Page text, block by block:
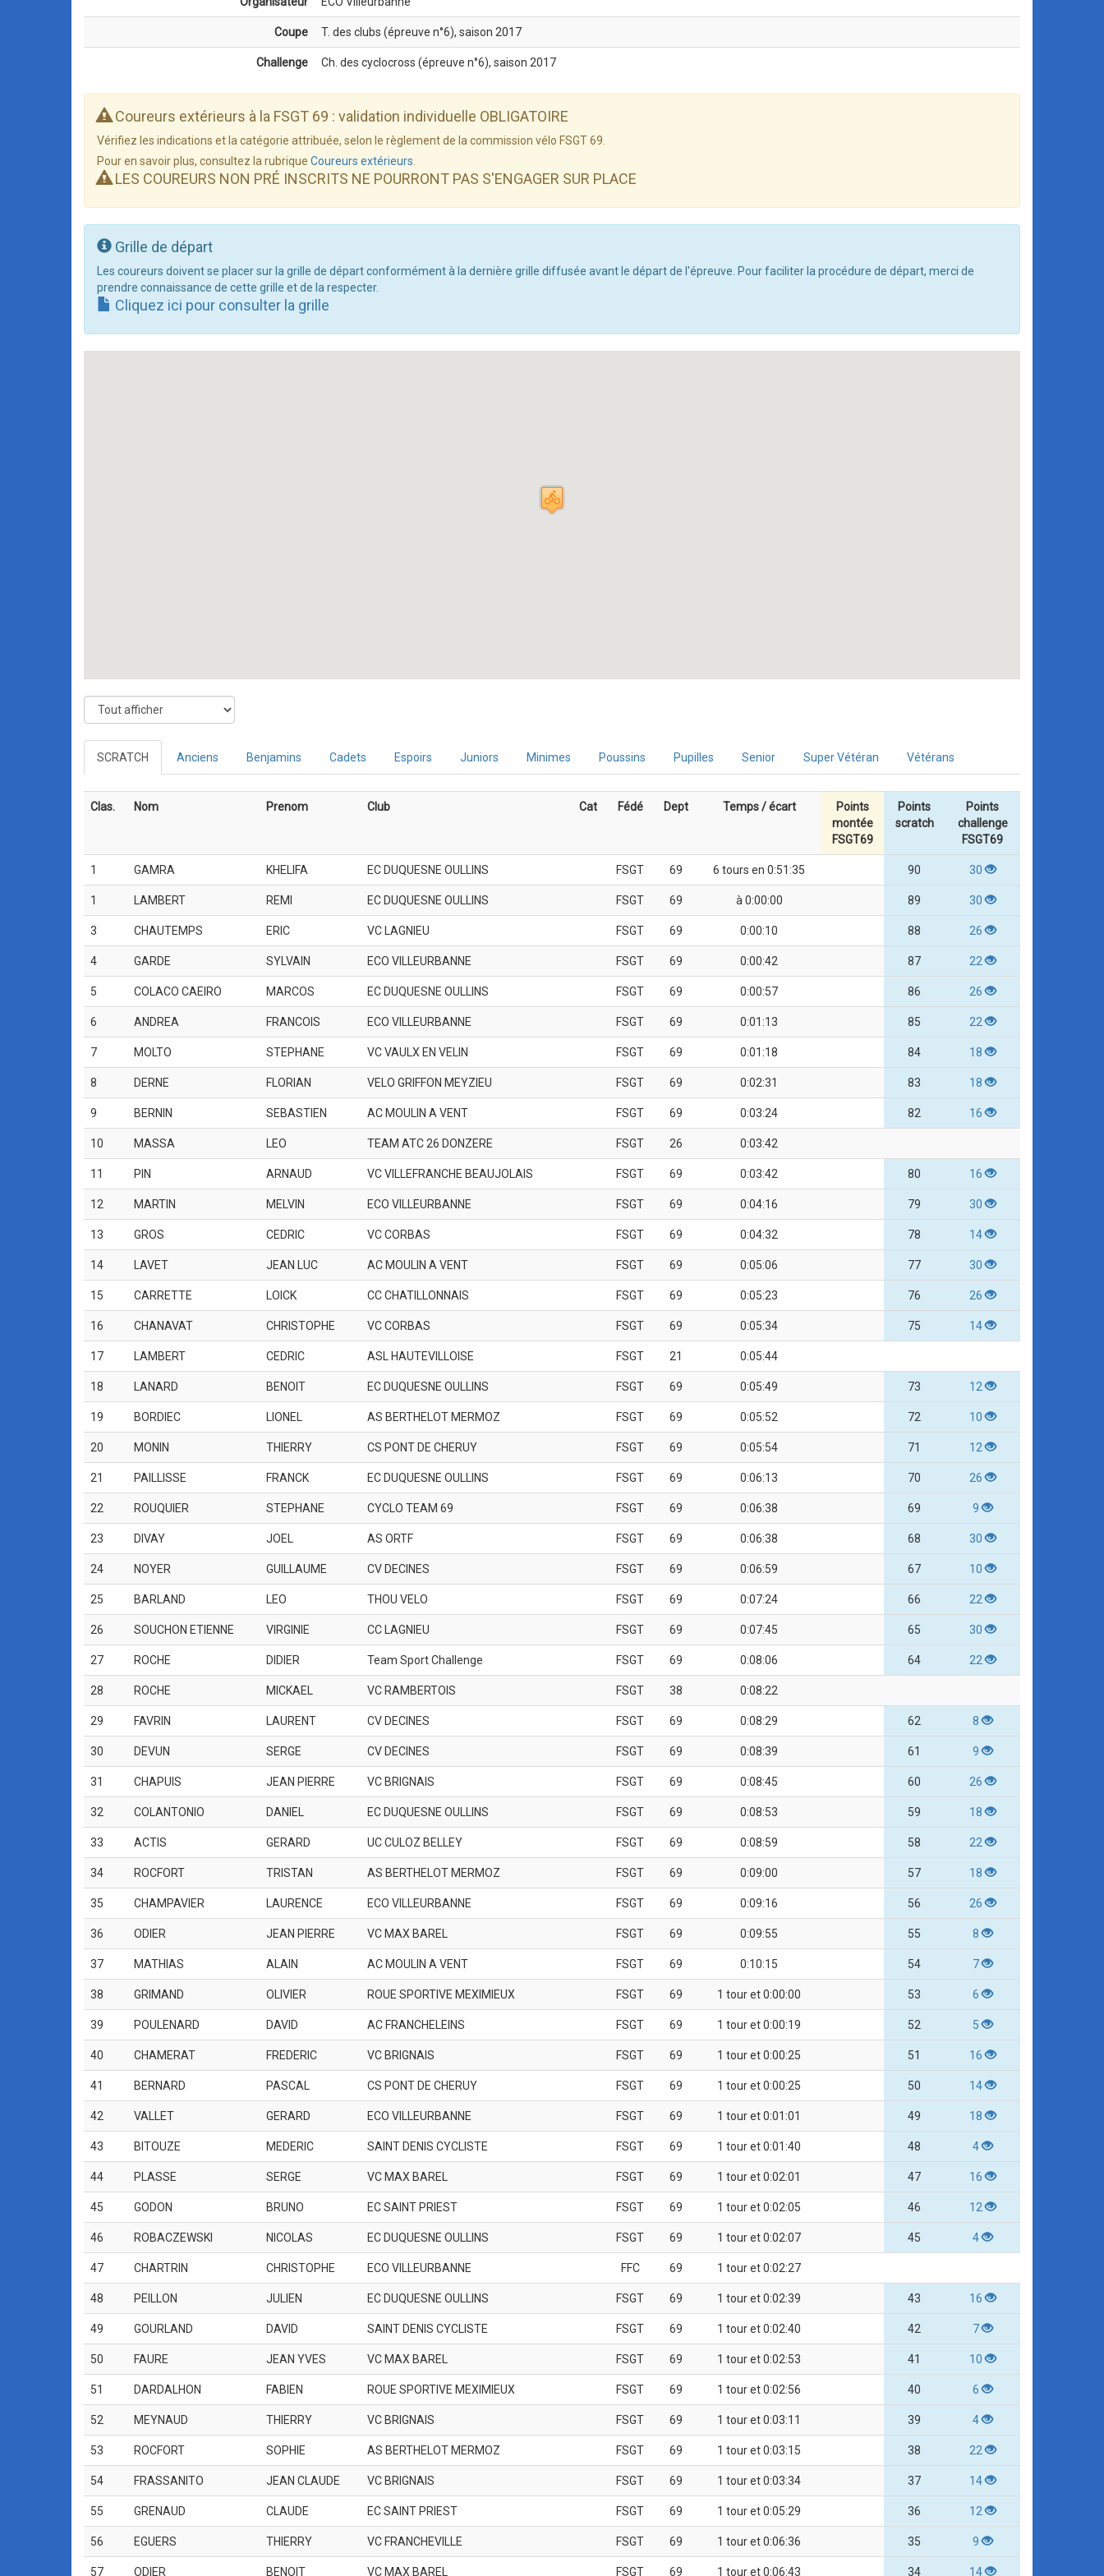
Coupe T. des clubs (épreuve n°6), saison 2017
Challenge Ch. des cyclocross (épreuve n°6), saison 2017
Coureurs extérieurs à la FSGT 69 : validation individuelle OBLIGATOIRE
Vérifiez les indications et la catégorie attribuée, selon le règlement de la commission vélo FSGT 69.
Pour en savoir plus, consultez la rubrique Coureurs extérieurs
LES COUREURS NON PRÉ INSCRITS NE POURRONT PAS S'ENGAGER SUR PLACE
Grille de départ
Les coureurs doivent se placer sur la grille de départ conformément à la dernière grille diffusée avant le départ de l'épreuve. Pour faciliter la procédure de départ, merci de
prendre connaissance de cette grille et de la respecter.
Cliquez ici pour consulter la grille
SCRATCH Anciens Benjamins Cadets Espoirs Juniors Minimes Poussins Pupilles Senior Super Vétéran Vétérans
Clas. Nom Prenom Club Cat Fédé Dept Temps / écart
Points
montée
FSGT69
Points
scratch
Points
challenge
FSGT69
1 GAMRA KHELIFA EC DUQUESNE OULLINS FSGT 69 6 tours en 0:51:35 90 30
1 LAMBERT REMI EC DUQUESNE OULLINS FSGT 69 à 0:00:00 89 30
3 CHAUTEMPS ERIC VC LAGNIEU FSGT 69 0:00:10 88 26
4 GARDE SYLVAIN ECO VILLEURBANNE FSGT 69 0:00:42 87 22
5 COLACO CAEIRO MARCOS EC DUQUESNE OULLINS FSGT 69 0:00:57 86 26
6 ANDREA FRANCOIS ECO VILLEURBANNE FSGT 69 0:01:13 85 22
7 MOLTO STEPHANE VC VAULX EN VELIN FSGT 69 0:01:18 84 18
8 DERNE FLORIAN VELO GRIFFON MEYZIEU FSGT 69 0:02:31 83 18
9 BERNIN SEBASTIEN AC MOULIN A VENT FSGT 69 0:03:24 82 16
10 MASSA LEO TEAM ATC 26 DONZERE FSGT 26 0:03:42
11 PIN ARNAUD VC VILLEFRANCHE BEAUJOLAIS FSGT 69 0:03:42 80 16
12 MARTIN MELVIN ECO VILLEURBANNE FSGT 69 0:04:16 79 30
13 GROS CEDRIC VC CORBAS FSGT 69 0:04:32 78 14
14 LAVET JEAN LUC AC MOULIN A VENT FSGT 69 0:05:06 77 30
15 CARRETTE LOICK CC CHATILLONNAIS FSGT 69 0:05:23 76 26
16 CHANAVAT CHRISTOPHE VC CORBAS FSGT 69 0:05:34 75 14
17 LAMBERT CEDRIC ASL HAUTEVILLOISE FSGT 21 0:05:44
18 LANARD BENOIT EC DUQUESNE OULLINS FSGT 69 0:05:49 73 12
19 BORDIEC LIONEL AS BERTHELOT MERMOZ FSGT 69 0:05:52 72 10
20 MONIN THIERRY CS PONT DE CHERUY FSGT 69 0:05:54 71 12
21 PAILLISSE FRANCK EC DUQUESNE OULLINS FSGT 69 0:06:13 70 26
22 ROUQUIER STEPHANE CYCLO TEAM 69 FSGT 69 0:06:38 69 9
23 DIVAY JOEL AS ORTF FSGT 69 0:06:38 68 30
24 NOYER GUILLAUME CV DECINES FSGT 69 0:06:59 67 10
25 BARLAND LEO THOU VELO FSGT 69 0:07:24 66 22
26 SOUCHON ETIENNE VIRGINIE CC LAGNIEU FSGT 69 0:07:45 65 30
27 ROCHE DIDIER Team Sport Challenge FSGT 69 0:08:06 64 22
28 ROCHE MICKAEL VC RAMBERTOIS FSGT 38 0:08:22
29 FAVRIN LAURENT CV DECINES FSGT 69 0:08:29 62 8
30 DEVUN SERGE CV DECINES FSGT 69 0:08:39 61 9
31 CHAPUIS JEAN PIERRE VC BRIGNAIS FSGT 69 0:08:45 60 26
32 COLANTONIO DANIEL EC DUQUESNE OULLINS FSGT 69 0:08:53 59 18
33 ACTIS GERARD UC CULOZ BELLEY FSGT 69 0:08:59 58 22
34 ROCFORT TRISTAN AS BERTHELOT MERMOZ FSGT 69 0:09:00 57 18
35 CHAMPAVIER LAURENCE ECO VILLEURBANNE FSGT 69 0:09:16 56 26
36 ODIER JEAN PIERRE VC MAX BAREL FSGT 69 0:09:55 55 8
37 MATHIAS ALAIN AC MOULIN A VENT FSGT 69 0:10:15 54 7
38 GRIMAND OLIVIER ROUE SPORTIVE MEXIMIEUX FSGT 69 1 tour et 0:00:00 53 6
39 POULENARD DAVID AC FRANCHELEINS FSGT 69 1 tour et 0:00:19 52 5
40 CHAMERAT FREDERIC VC BRIGNAIS FSGT 69 1 tour et 0:00:25 51 16
41 BERNARD PASCAL CS PONT DE CHERUY FSGT 69 1 tour et 0:00:25 50 14
42 VALLET GERARD ECO VILLEURBANNE FSGT 69 1 tour et 0:01:01 49 18
43 BITOUZE MEDERIC SAINT DENIS CYCLISTE FSGT 69 1 tour et 0:01:40 48 4
44 PLASSE SERGE VC MAX BAREL FSGT 69 1 tour et 0:02:01 47 16
45 GODON BRUNO EC SAINT PRIEST FSGT 69 1 tour et 0:02:05 46 12
46 ROBACZEWSKI NICOLAS EC DUQUESNE OULLINS FSGT 69 1 tour et 0:02:07 45 4
47 CHARTRIN CHRISTOPHE ECO VILLEURBANNE FFC 69 1 tour et 0:02:27
48 PEILLON JULIEN EC DUQUESNE OULLINS FSGT 69 1 tour et 0:02:39 43 16
49 GOURLAND DAVID SAINT DENIS CYCLISTE FSGT 69 1 tour et 0:02:40 42 7
50 FAURE JEAN YVES VC MAX BAREL FSGT 69 1 tour et 0:02:53 41 10
51 DARDALHON FABIEN ROUE SPORTIVE MEXIMIEUX FSGT 69 1 tour et 0:02:56 40 6
52 MEYNAUD THIERRY VC BRIGNAIS FSGT 69 1 tour et 0:03:11 39 4
53 ROCFORT SOPHIE AS BERTHELOT MERMOZ FSGT 69 1 tour et 0:03:15 38 22
54 FRASSANITO JEAN CLAUDE VC BRIGNAIS FSGT 69 1 tour et 0:03:34 37 14
55 GRENAUD CLAUDE EC SAINT PRIEST FSGT 69 1 tour et 0:05:29 36 12
56 EGUERS THIERRY VC FRANCHEVILLE FSGT 69 1 tour et 0:06:36 35 9
57 ODIER BENOIT VC MAX BAREL FSGT 69 1 tour et 0:06:43 34 14